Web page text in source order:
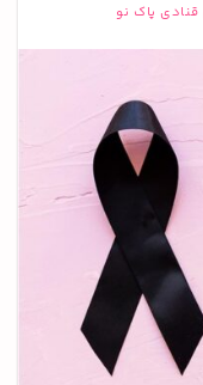
قنادی پاک نو